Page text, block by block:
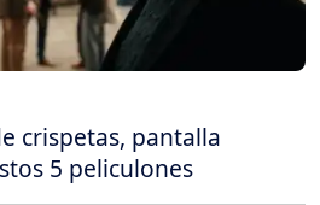
crispetas, pantalla
5 peliculones